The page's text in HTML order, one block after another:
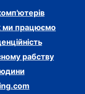
ми працюємо
рабству